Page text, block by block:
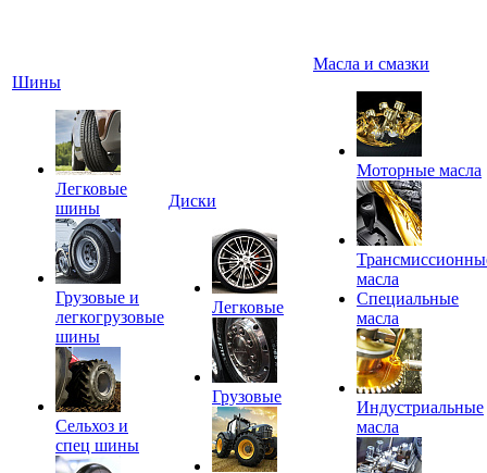
Шины
Легковые
шины
Грузовые и
легкогрузовые
шины
Сельхоз и
спец шины
Диски
Легковые
Грузовые
Масла и смазки
Моторные масла
масла
Специальные
масла
Индустриальные
масла